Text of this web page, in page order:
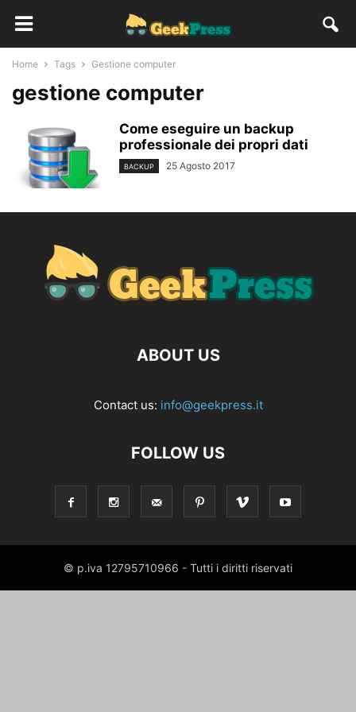
Home Tags Gestione computer
gestione computer
Come eseguire un backup
professionale dei propri dati
BACKUP 25 Agosto 2017
ABOUT US
Contact us: info@geekpress.it
FOLLOW US
© p.iva 12795710966 - Tutti i diritti riservati